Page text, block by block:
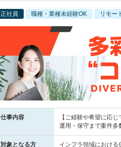
正社員 職種・業種未経験OK リモー
仕事内容
【ご経験や希望に応
運用・保守まで案件多
対象となる方
インフラ領域におけ